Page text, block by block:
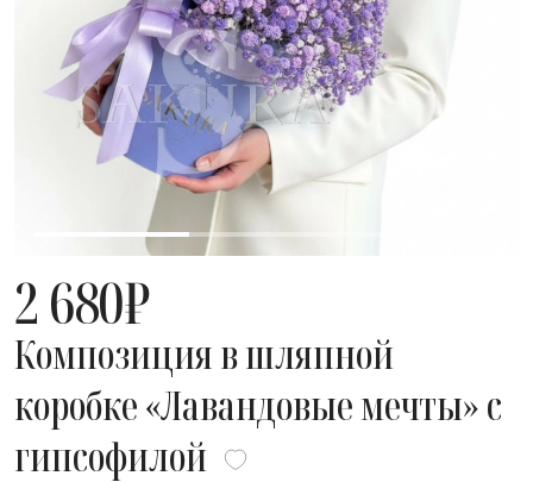
2 680₽
Композиция в шляпной
коробке «Лавандовые мечты» с
гипсофилой